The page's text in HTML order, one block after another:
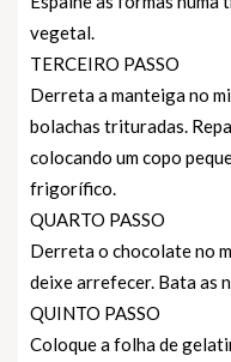
vegetal.
TERCEIRO PASSO
Derreta a manteiga no
bolachas trituradas.
colocando um copo
frigorífico.
QUARTO PASSO
Derreta o chocolate no
deixe arrefecer. Bata as
QUINTO PASSO
Coloque a folha de